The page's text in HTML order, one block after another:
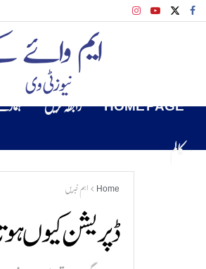
HOME PAGE رابطہ کریں
کالم
Home اہم خبریں
ڈپریشن کیوں